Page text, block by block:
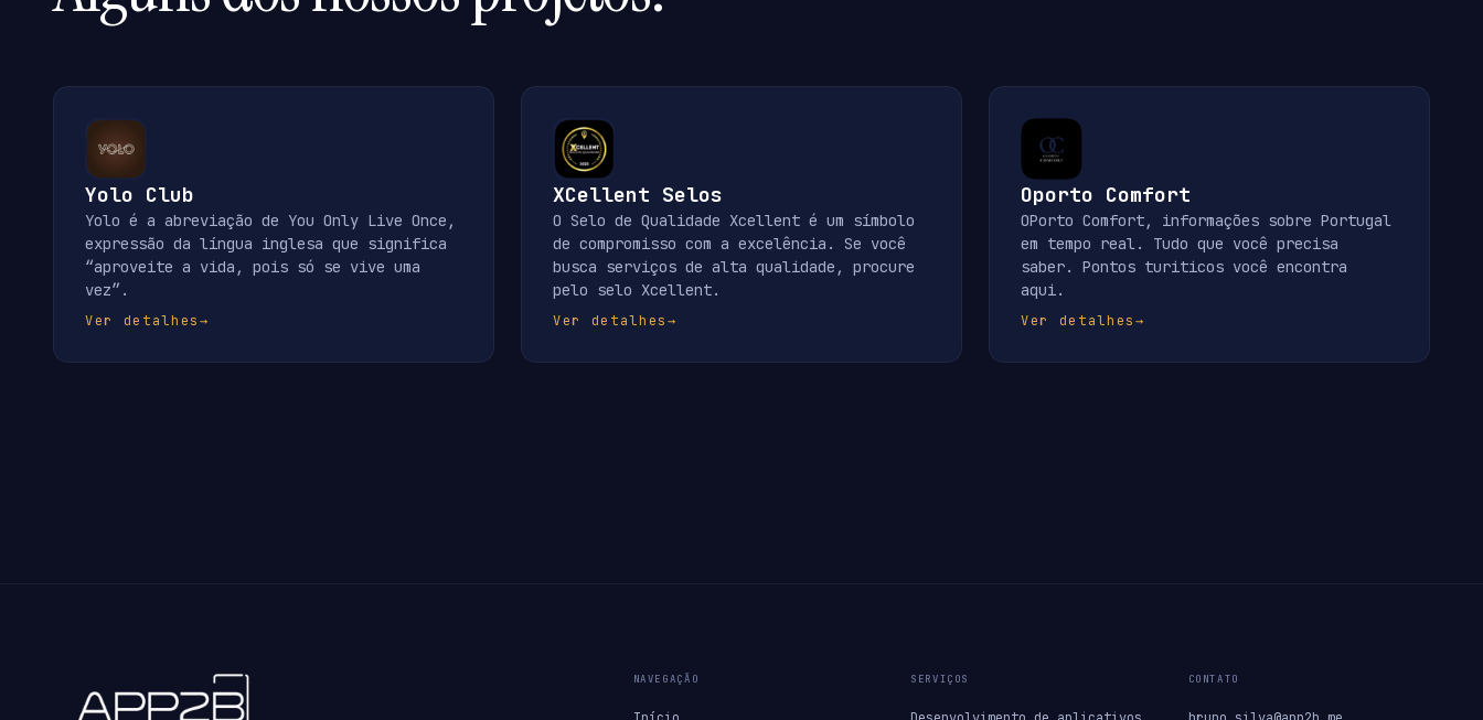
Yolo Club
Yolo é a abreviação de You Only Live Once,
expressão da língua inglesa que significa
“aproveite a vida, pois só se vive uma
vez”.
Ver detalhes→
XCellent Selos
O Selo de Qualidade Xcellent é um símbolo
de compromisso com a excelência. Se você
busca serviços de alta qualidade, procure
pelo selo Xcellent.
Ver detalhes→
Oporto Comfort
OPorto Comfort, informações sobre Portugal
em tempo real. Tudo que você precisa
saber. Pontos turiticos você encontra
aqui.
Ver detalhes→
NAVEGAÇÃO SERVIÇOS CONTATO